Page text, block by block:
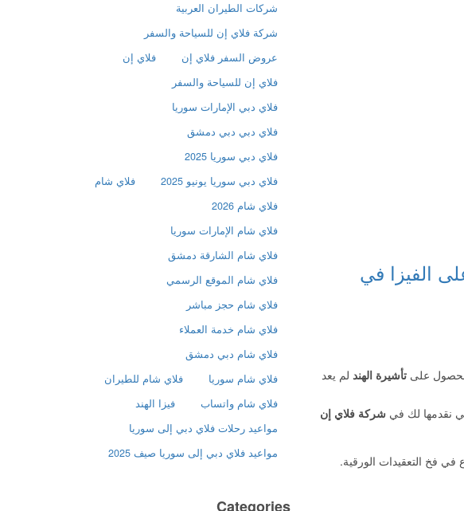
الفيزا في
على تأشيرة الهند لم يعد
نقدمها لك في شركة فلاي إن
في فخ التعقيدات الورقية.
شركات الطيران العربية
شركة فلاي إن للسياحة والسفر
عروض السفر فلاي إن
فلاي إن
فلاي إن للسياحة والسفر
فلاي دبي الإمارات سوريا
فلاي دبي دبي دمشق
فلاي دبي سوريا 2025
فلاي دبي سوريا يونيو 2025
فلاي شام
فلاي شام 2026
فلاي شام الإمارات سوريا
فلاي شام الشارقة دمشق
فلاي شام الموقع الرسمي
فلاي شام حجز مباشر
فلاي شام خدمة العملاء
فلاي شام دبي دمشق
فلاي شام سوريا
فلاي شام للطيران
فلاي شام واتساب
فيزا الهند
مواعيد رحلات فلاي دبي إلى سوريا
مواعيد فلاي دبي إلى سوريا صيف 2025
Categories